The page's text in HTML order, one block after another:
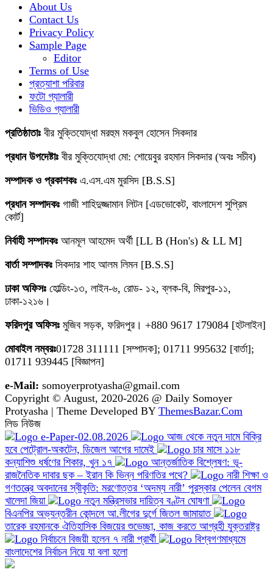
About Us
Contact Us
Privacy Policy
Sample Page
Editor
Terms of Use
প্রত্যাশা পরিবার
ফটো গ্যালারী
ভিডিও গ্যালারী
প্রতিষ্ঠাতাঃ বীর মুক্তিযোদ্ধা মরহুম মকবুল হোসেন সিকদার
প্রধান উপদেষ্টাঃ বীর মুক্তিযোদ্ধা মো: শোয়েবুর রহমান সিকদার (অবঃ সচীব)
সম্পাদক ও প্রকাশকঃ এ.এস.এম মুরসিদ [B.S.S]
প্রধান সম্পাদকঃ গাজী শাহিদুজ্জামান লিটন [এডভোকেট, বাংলাদেশ সুপ্রিম
কোর্ট]
নির্বাহী সম্পাদকঃ আনমূল আহমেদ অর্থী [LL B (Hon's) & LL M]
বার্তা সম্পাদকঃ সিকদার শাহ আলম লিমন [B.S.S]
ঢাকা অফিসঃ হোল্ডিং-১৩, লাইন-৬, রোড- ১২, ব্লক-বি, মিরপুর-১১,
ঢাকা-১২১৬।
ফরিদপুর অফিসঃ মুজিব সড়ক, ফরিদপুর। +880 9617 179084 [হটলাইন]
মোবাইল নম্বরঃ01728 311111 [সম্পাদক]; 01711 995632 [বার্তা];
01711 939445 [বিজ্ঞাপন]
e-Mail: somoyerprotyasha@gmail.com
Copyright © August, 2020-2026 @ Daily Somoyer
Protyasha | Theme Developed BY ThemesBazar.Com
লিড নিউজ
e-Paper-02.08.2026
আজ থেকে নতুন দামে বিক্রি
হবে পেট্রোল-অকটেন, ডিজেল আগের দামেই
চার মাসে ১১৮
কন্যাশিশু ধর্ষণের শিকার, খুন ১৭
আন্তর্জাতিক বিশ্লেষণ: ভূ-
রাজনৈতিক দাবার ছক – ইরান কি ভিন্ন পরিণতির পথে?
নারী শিক্ষা ও
গণতন্ত্রে অবদানের স্বীকৃতি: মরণোত্তর ‘অদম্য নারী’ পুরস্কার পেলেন বেগম
খালেদা জিয়া
নতুন মন্ত্রিসভার দায়িত্ব বণ্টন ঘোষণা
বিএনপির অভ্যন্তরীন কোন্দলে আ.লীগের দুর্গে জিতল জামায়াত
তারেক রহমানকে ঐতিহাসিক বিজয়ের শুভেচ্ছা, কাজ করতে আগ্রহী যুক্তরাষ্ট্র
নির্বাচনে বিজয়ী হলেন ৭ নারী প্রার্থী
বিশ্বগণমাধ্যমে
বাংলাদেশের নির্বাচন নিয়ে যা বলা হলো